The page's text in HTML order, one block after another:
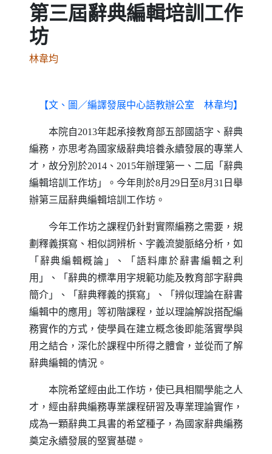
第三屆辭典編輯培訓工作
坊
林韋均
【文、圖／編譯發展中心語教辦公室 林韋均】
本院自2013年起承接教育部五部國語字、辭典
編務，亦思考為國家級辭典培養永續發展的專業人
才，故分別於2014 、 2015年辦理第一、二屆「辭典
編輯培訓工作坊」。今年則於8月 29 日至8月 31 日舉
辦第三屆辭典編輯培訓工作坊。
今年工作坊之課程仍針對實際編務之需要，規
劃釋義撰寫、相似詞辨析、字義流變脈絡分析，如
「辭典編輯概論」、「語料庫於辭書編輯之利
用」、「辭典的標準用字規範功能及教育部字辭典
簡介」、「辭典釋義的撰寫」、「辨似理論在辭書
編輯中的應用」等初階課程，並以理論解說搭配編
務實作的方式，使學員在建立概念後即能落實學與
用之結合，深化於課程中所得之體會，並從而了解
辭典編輯的情況。
本院希望經由此工作坊，使已具相關學能之人
才，經由辭典編務專業課程研習及專業理論實作，
成為一顆辭典工具書的希望種子，為國家辭典編務
奠定永續發展的堅實基礎。